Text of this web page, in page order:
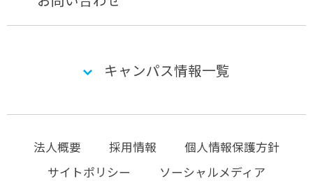
キャンパス情報一覧
法人概要 採用情報
個人情報保護方針
サイトポリシー
ソーシャルメディア